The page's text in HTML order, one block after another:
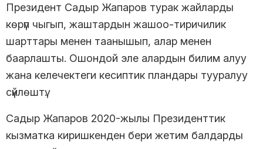
Президент Садыр Жапаров турак жайларды
көрүп чыгып, жаштардын жашоо-тиричилик
шарттары менен таанышып, алар менен
баарлашты. Ошондой эле алардын билим алуу
жана келечектеги кесиптик пландары тууралуу
сүйлөштү.
Садыр Жапаров 2020-жылы Президенттик
кызматка киришкенден бери жетим балдарды